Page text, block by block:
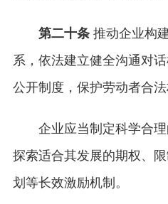
第二十条推动企业构
系，依法建立健全沟通对
公开制度，保护劳动者合法
企业应当制定科学合理
探索适合其发展的期权、
划等长效激励机制。